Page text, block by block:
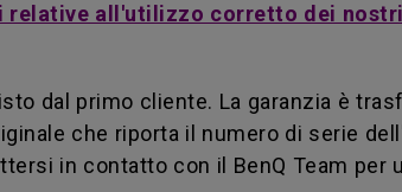
relative all'utilizzo corretto dei
dal primo cliente. La garanzia è
che riporta il numero di serie
in contatto con il BenQ Team per